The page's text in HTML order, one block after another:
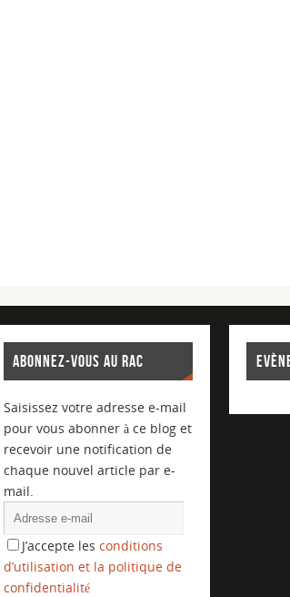
ABONNEZ-VOUS AU RAC
Saisissez votre adresse e-mail
pour vous abonner à ce blog et
recevoir une notification de
chaque nouvel article par e-
mail.
J’accepte les conditions
d’utilisation et la politique de
confidentialité